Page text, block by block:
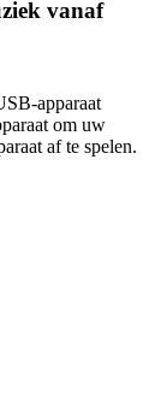
vanaf
apparaat
om uw
af te spelen.